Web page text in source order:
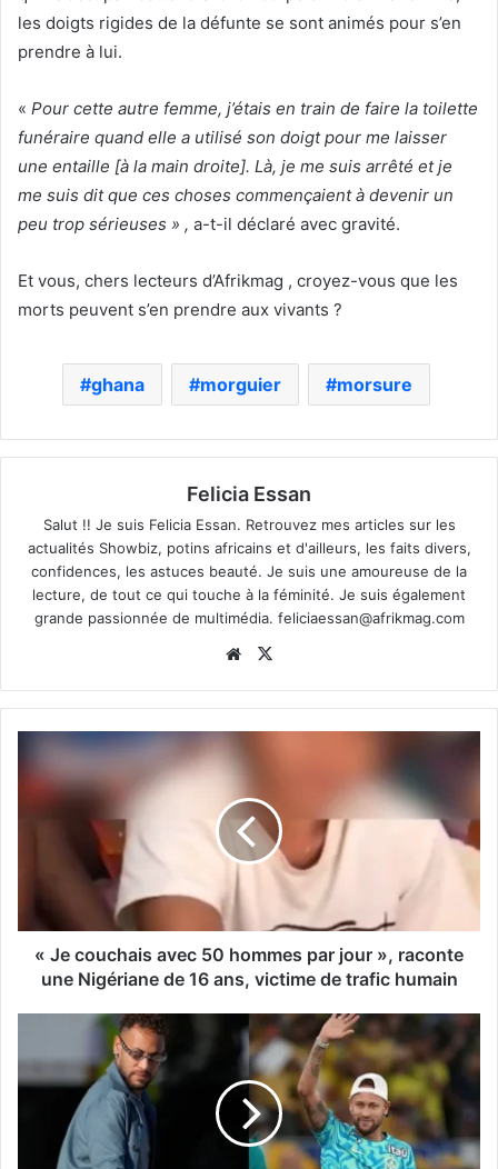
les doigts rigides de la défunte se sont animés pour s’en
prendre à lui.
« Pour cette autre femme, j’étais en train de faire la toilette
funéraire quand elle a utilisé son doigt pour me laisser
une entaille [à la main droite]. Là, je me suis arrêté et je
me suis dit que ces choses commençaient à devenir un
peu trop sérieuses » , a-t-il déclaré avec gravité.
Et vous, chers lecteurs d’Afrikmag , croyez-vous que les
morts peuvent s’en prendre aux vivants ?
ghana morguier morsure
Felicia Essan
Salut !! Je suis Felicia Essan. Retrouvez mes articles sur les
actualités Showbiz, potins africains et d'ailleurs, les faits divers,
confidences, les astuces beauté. Je suis une amoureuse de la
lecture, de tout ce qui touche à la féminité. Je suis également
grande passionnée de multimédia. feliciaessan@afrikmag.com
Website
« Je couchais avec 50 hommes par jour », raconte
une Nigériane de 16 ans, victime de trafic humain